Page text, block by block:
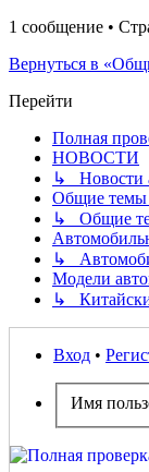
1 сообщение •
Вернуться в
Перейти
Полная
НОВОСТИ
↳ Новости
Общие темы
↳ Общие
↳
Модели
↳
Вход •
Имя